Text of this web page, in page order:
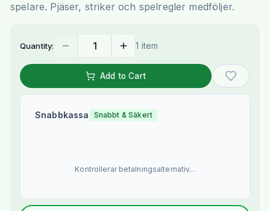
spelare. Pjäser, striker och spelregler medföljer.
Quantity: 1 item
Add to Cart
Snabbkassa Snabbt & Säkert
Kontrollerar betalningsalternativ...